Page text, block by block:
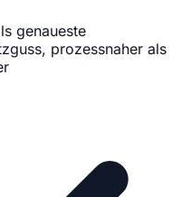
genaueste
prozessnaher als